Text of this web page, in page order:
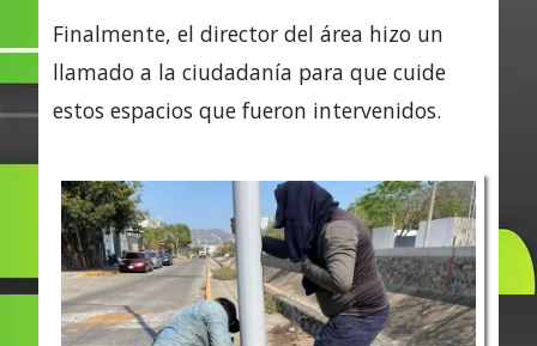
Finalmente, el director del área hizo un
llamado a la ciudadanía para que cuide
estos espacios que fueron intervenidos.